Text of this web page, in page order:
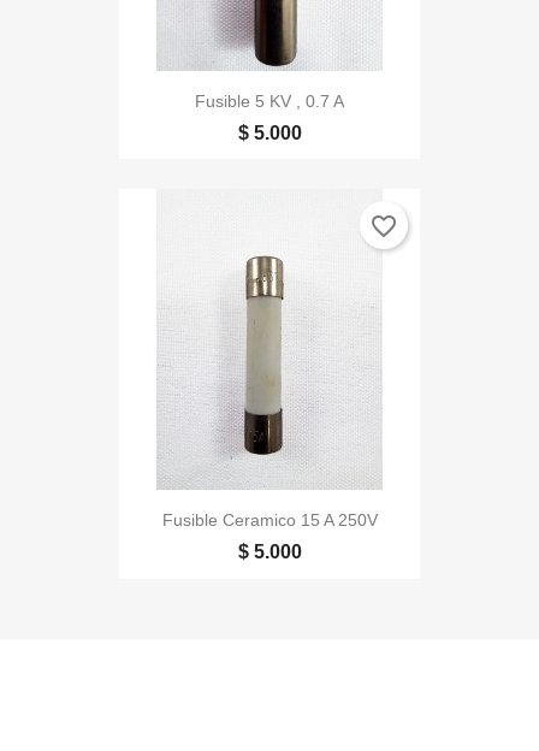
Fusible 5 KV , 0.7 A
$ 5.000
Fusible Ceramico 15 A 250V
$ 5.000
favorite_border